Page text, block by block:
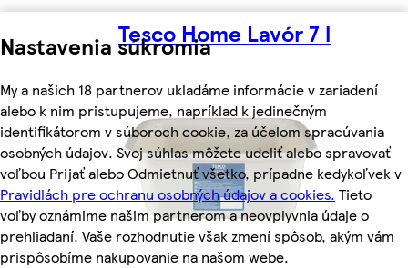
Nastavenia súkromia
My a našich 18 partnerov ukladáme informácie v zariadení
alebo k nim pristupujeme, napríklad k jedinečným
identifikátorom v súboroch cookie, za účelom spracúvania
osobných údajov. Svoj súhlas môžete udeliť alebo spravovať
voľbou Prijať alebo Odmietnuť všetko, prípadne kedykoľvek v
Pravidlách pre ochranu osobných údajov a cookies. Tieto
voľby oznámime našim partnerom a neovplyvnia údaje o
prehliadaní. Vaše rozhodnutie však zmení spôsob, akým vám
prispôsobíme nakupovanie na našom webe.
Tesco Home Lavór 7 l